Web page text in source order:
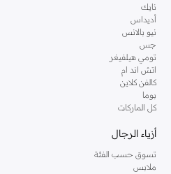
واستمتعي باكثر من الف ستايل من مجموعة
كاملة في متجر دوروثي بيركنز اون لاين او
بيركنز اون لاين. خدمة التوصيل السريعة
ممتعة دائما مع نمشي.
نايك
أديداس
نيو بالانس
جس
تومي هيلفيغر
اتش اند ام
كالفن كلاين
بوما
كل الماركات
أزياء الرجال
تسوق حسب الفئة
ملابس